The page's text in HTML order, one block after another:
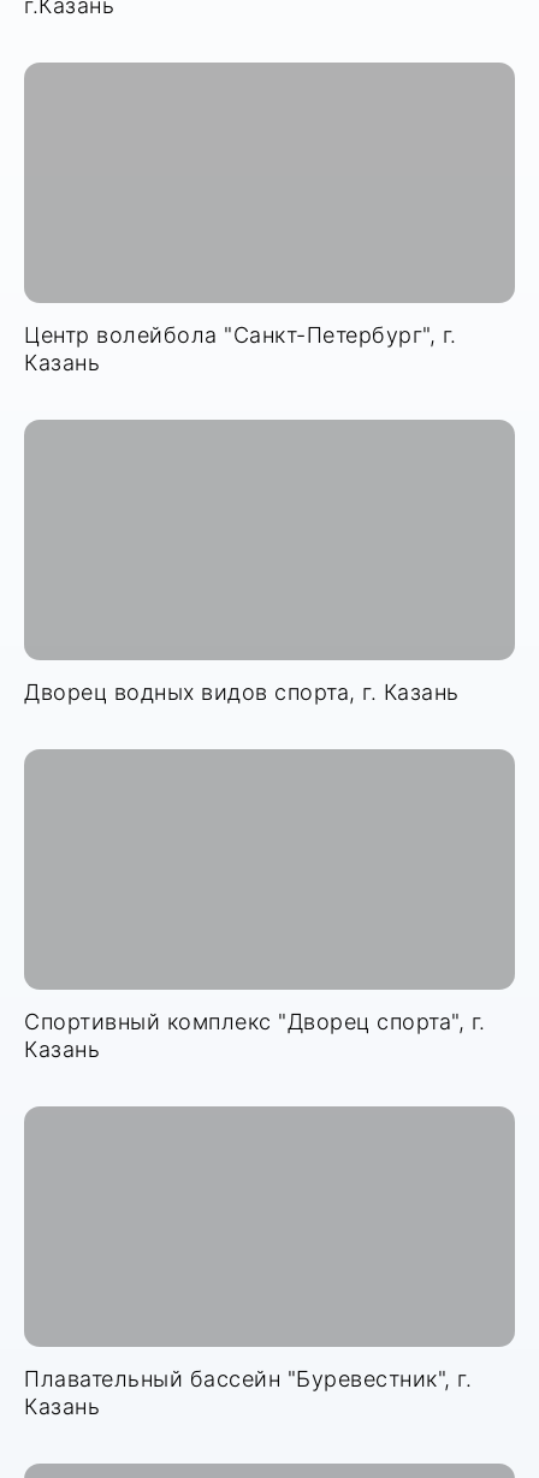
г.Казань
Центр волейбола "Санкт-Петербург", г.
Казань
Дворец водных видов спорта, г. Казань
Спортивный комплекс "Дворец спорта", г.
Казань
Плавательный бассейн "Буревестник", г.
Казань